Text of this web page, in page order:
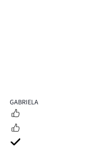
3
GABRIELA